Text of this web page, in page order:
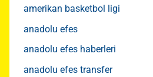
amerikan basketbol ligi
anadolu efes
anadolu efes haberleri
anadolu efes transfer